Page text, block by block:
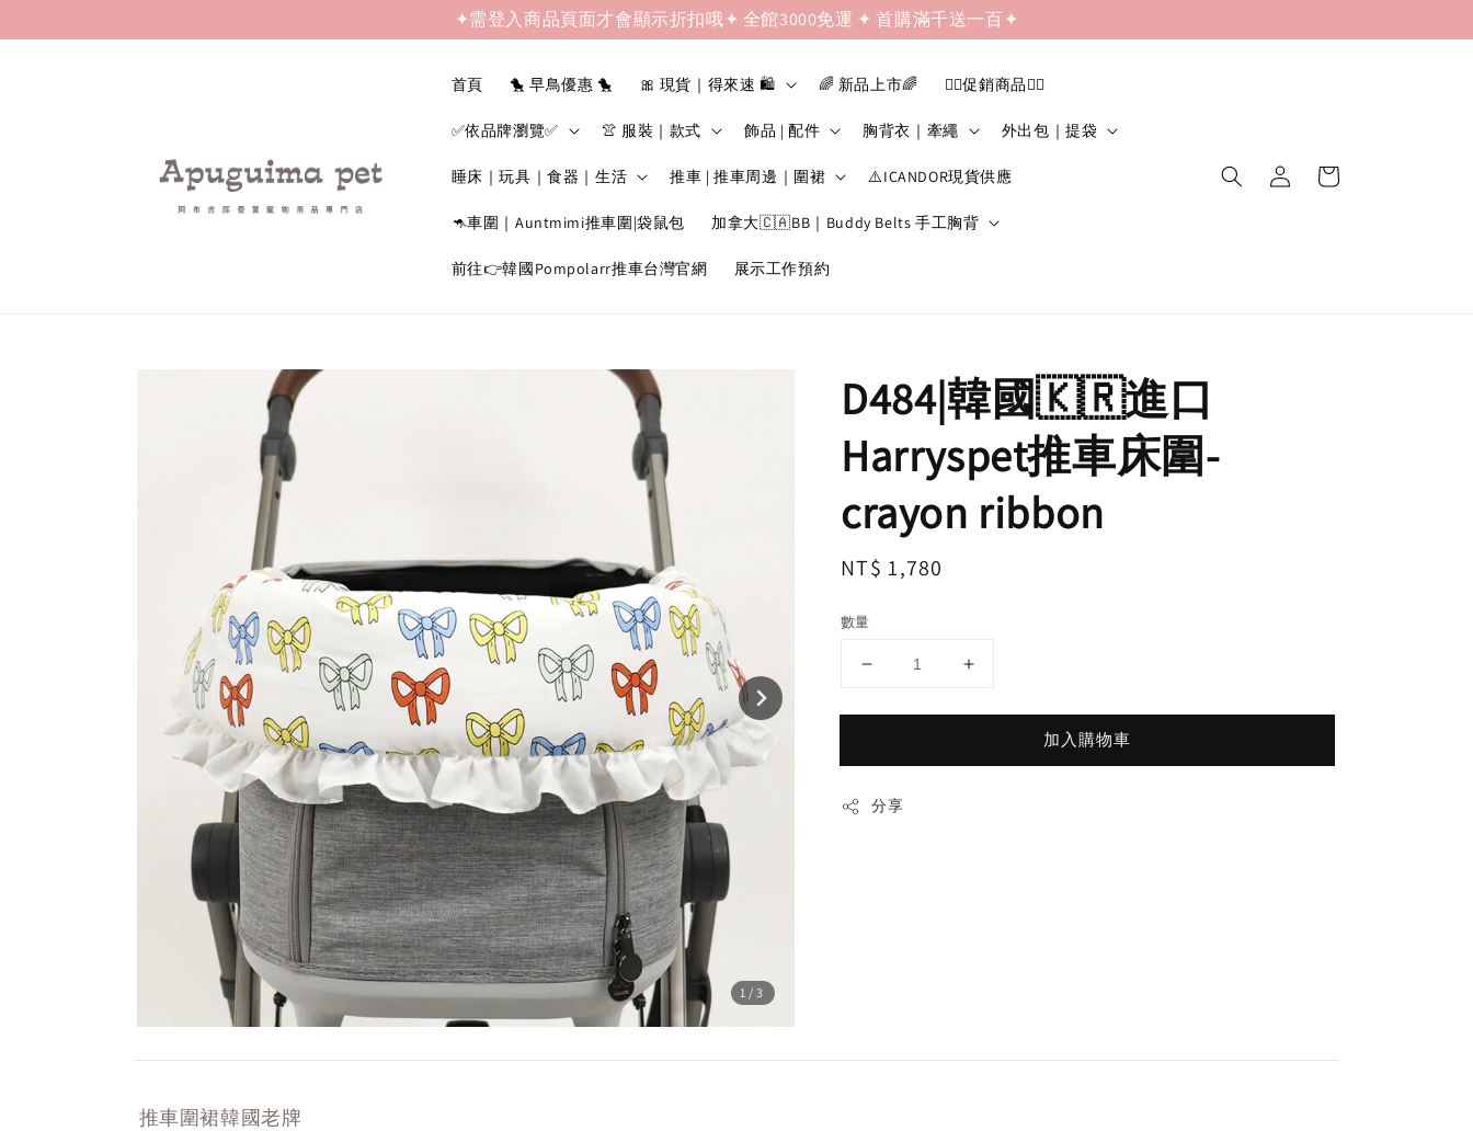
✦需登入商品頁面才會顯示折扣哦✦ 全館3000免運 ✦ 首購滿千送一百✦
首頁 🐤 早鳥優惠 🐤 🎀 現貨｜得來速 🛍️ 🌈 新品上市🌈 ❤️‍🔥促銷商品❤️‍🔥
✅依品牌瀏覽✅ 👚 服裝｜款式 飾品 | 配件 胸背衣｜牽繩 外出包｜提袋
睡床｜玩具｜食器｜生活 推車 | 推車周邊｜圍裙 ⚠️ICANDOR現貨供應
🦘車圍｜Auntmimi推車圍|袋鼠包 加拿大🇨🇦BB｜Buddy Belts 手工胸背
前往👉韓國Pompolarr推車台灣官網 展示工作預約
1 /3
D484|韓國🇰🇷進口
Harryspet推車床圍-
crayon ribbon
Regular
NT$ 1,780
數量
加入購物車
分享
推車圍裙韓國老牌